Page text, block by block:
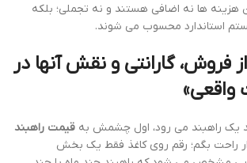
هزینه ها نه اضافی هستند و نه تجملی؛ بلکه
استاندارد محسوب می شوند.
گارانتی و نقش آنها در
واقعی»
یک راهبند می رود، اول چشمش به قیمت راهبند
راحت بگم؛ رقم روی کاغذ فقط یک بخش